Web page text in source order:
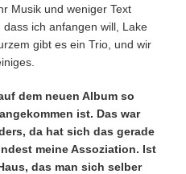
Musik und weniger Text
ich anfangen will, Lake
gibt es ein Trio, und wir
dem neuen Album so
ist. Das war
da hat sich das gerade
meine Assoziation. Ist
das man sich selber